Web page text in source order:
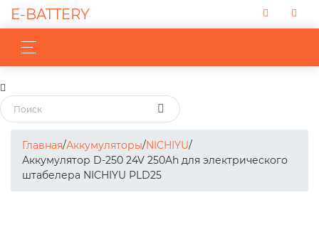
E-BATTERY
Главная/Аккумуляторы/NICHIYU/
Аккумулятор D-250 24V 250Ah для электрического
штабелера NICHIYU PLD25